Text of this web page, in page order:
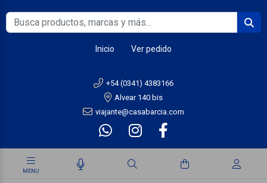
Inicio Ver pedido
+54 (0341) 4383166
Alvear 140 bis
viajante@casabarcia.com